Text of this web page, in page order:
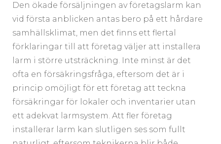
Den ökade försäljningen av företagslarm kan
vid första anblicken antas bero på ett hårdare
samhällsklimat, men det finns ett flertal
förklaringar till att företag väljer att installera
larm i större utsträckning. Inte minst är det
ofta en försäkringsfråga, eftersom det är i
princip omöjligt för ett företag att teckna
försäkringar för lokaler och inventarier utan
ett adekvat larmsystem. Att fler företag
installerar larm kan slutligen ses som fullt